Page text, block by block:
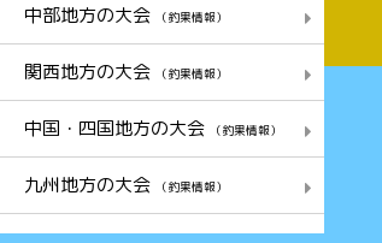
中部地方の大会 （釣果情報）
関西地方の大会 （釣果情報）
中国・四国地方の大会 （釣果情報）
九州地方の大会 （釣果情報）